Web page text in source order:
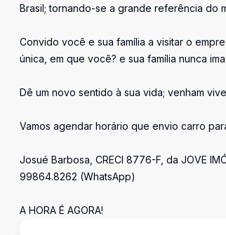
Brasil; tornando-se a grande referência do
Convido você e sua família a visitar o
única, em que você? e sua família nunca
Dê um novo sentido à sua vida; venham
Vamos agendar horário que envio carro
Josué Barbosa, CRECI 8776-F, da JOVE
99864.8262 (WhatsApp)
A HORA É AGORA!